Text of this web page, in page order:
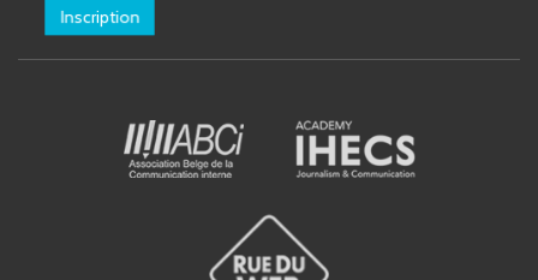
Inscription